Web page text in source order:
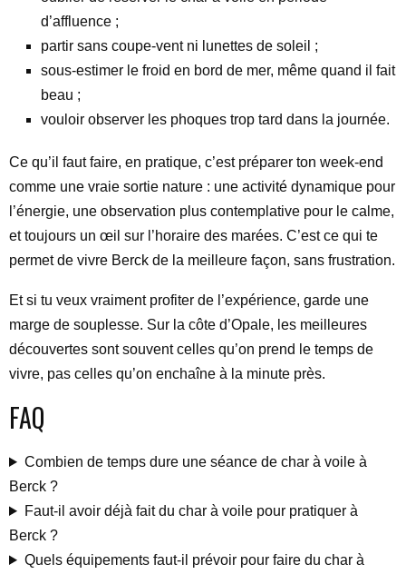
d’affluence ;
partir sans coupe-vent ni lunettes de soleil ;
sous-estimer le froid en bord de mer, même quand il fait
beau ;
vouloir observer les phoques trop tard dans la journée.
Ce qu’il faut faire, en pratique, c’est préparer ton week-end
comme une vraie sortie nature : une activité dynamique pour
l’énergie, une observation plus contemplative pour le calme,
et toujours un œil sur l’horaire des marées. C’est ce qui te
permet de vivre Berck de la meilleure façon, sans frustration.
Et si tu veux vraiment profiter de l’expérience, garde une
marge de souplesse. Sur la côte d’Opale, les meilleures
découvertes sont souvent celles qu’on prend le temps de
vivre, pas celles qu’on enchaîne à la minute près.
FAQ
Combien de temps dure une séance de char à voile à
Berck ?
Faut-il avoir déjà fait du char à voile pour pratiquer à
Berck ?
Quels équipements faut-il prévoir pour faire du char à